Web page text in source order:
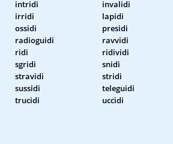
intridi invalidi
irridi lapidi
ossidi presidi
radioguidi ravvidi
ridi ridividi
sgridi snidi
stravidi stridi
sussidi teleguidi
trucidi uccidi